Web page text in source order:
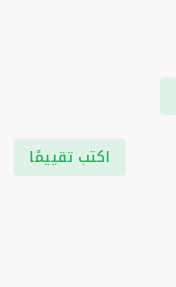
اكتب تقييمًا